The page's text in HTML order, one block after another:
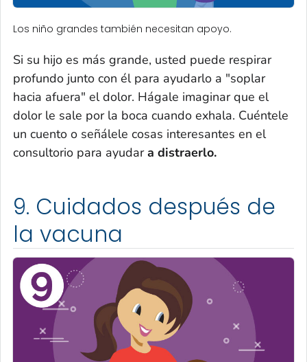
Los niño grandes también necesitan apoyo.
Si su hijo es más grande, usted puede respirar
profundo junto con él para ayudarlo a "soplar
hacia afuera" el dolor. Hágale imaginar que el
dolor le sale por la boca cuando exhala. Cuéntele
un cuento o señálele cosas interesantes en el
consultorio para ayudara distraerlo.
9. Cuidados después de
la vacuna